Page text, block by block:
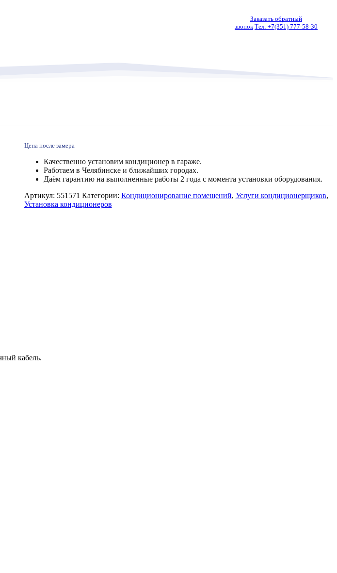
Заказать обратный
звонок Тел: +7(351) 777-58-30
Цена после замера
Качественно установим кондиционер в гараже.
Работаем в Челябинске и ближайших городах.
Даём гарантию на выполненные работы 2 года с момента установки оборудования.
Артикул: 551571 Категории: Кондиционирование помещений, Услуги кондиционерщиков,
Установка кондиционеров
кабель.